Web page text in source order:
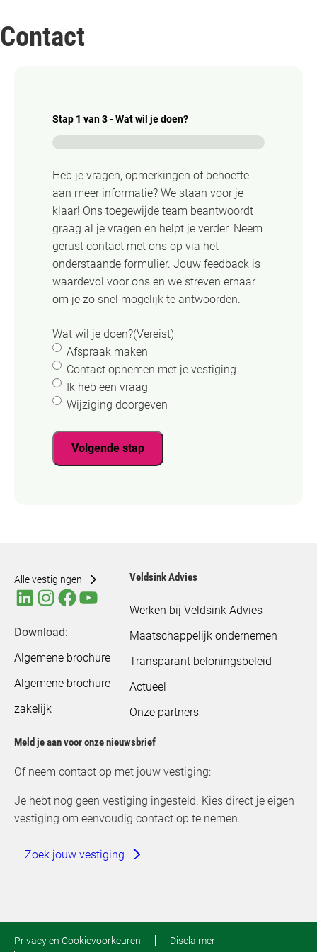
Contact
Stap 1 van3- Wat wil je doen?
0%
Heb je vragen, opmerkingen of behoefte
aan meer informatie? We staan voor je
klaar! Ons toegewijde team beantwoordt
graag al je vragen en helpt je verder. Neem
gerust contact met ons op via het
onderstaande formulier. Jouw feedback is
waardevol voor ons en we streven ernaar
om je zo snel mogelijk te antwoorden.
Wat wil je doen?(Vereist)
Afspraak maken
Contact opnemen met je vestiging
Ik heb een vraag
Wijziging doorgeven
Volgende stap
Alle vestigingen
Download:
Algemene brochure
Algemene brochure
zakelijk
Veldsink Advies
Werken bij Veldsink Advies
Maatschappelijk ondernemen
Transparant beloningsbeleid
Actueel
Onze partners
Meld je aan voor onze nieuwsbrief
Of neem contact op met jouw vestiging:
Je hebt nog geen vestiging ingesteld. Kies direct je eigen
vestiging om eenvoudig contact op te nemen.
Zoek jouw vestiging
Privacy en Cookievoorkeuren
Disclaimer